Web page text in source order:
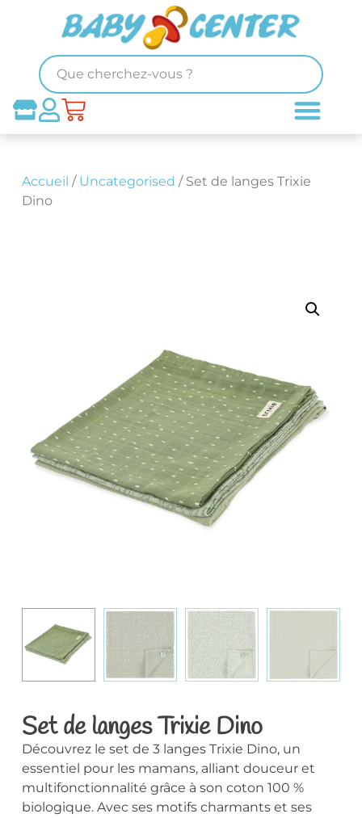
Accueil / Uncategorised / Set de langes Trixie
Dino
Set de langes Trixie Dino
Découvrez le set de 3 langes Trixie Dino, un
essentiel pour les mamans, alliant douceur et
multifonctionnalité grâce à son coton 100 %
biologique. Avec ses motifs charmants et ses